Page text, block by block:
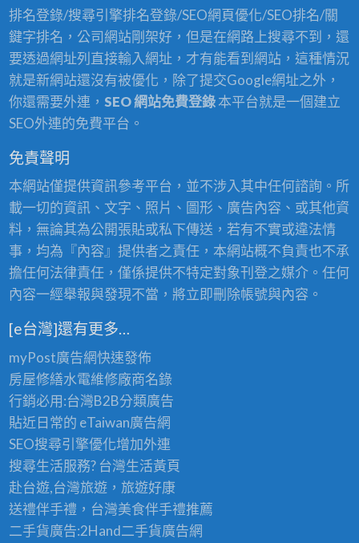
排名登錄/搜尋引擎排名登錄/SEO網頁優化/SEO排名/關
鍵字排名，公司網站剛架好，但是在網路上搜尋不到，還
要透過網址列直接輸入網址，才有能看到網站，這種情況
就是新網站還沒有被優化，除了提交Google網址之外，
你還需要外連， SEO 網站免費登錄本平台就是一個建立
SEO外連的免費平台。
免責聲明
本網站僅提供資訊參考平台，並不涉入其中任何諮詢。所
載一切的資訊、文字、照片、圖形、廣告內容、或其他資
料，無論其為公開張貼或私下傳送，若有不實或違法情
事，均為『內容』提供者之責任，本網站概不負責也不承
擔任何法律責任，僅係提供不特定對象刊登之媒介。任何
內容一經舉報與發現不當，將立即刪除帳號與內容。
[e台灣]還有更多…
myPost廣告網快速發佈
房屋修繕水電維修廠商名錄
行銷必用:台灣B2B分類廣告
貼近日常的 eTaiwan廣告網
SEO搜尋引擎優化增加外連
搜尋生活服務? 台灣生活黃頁
赴台遊,台灣旅遊，旅遊好康
送禮伴手禮，台灣美食伴手禮推薦
二手貨廣告:2Hand二手貨廣告網